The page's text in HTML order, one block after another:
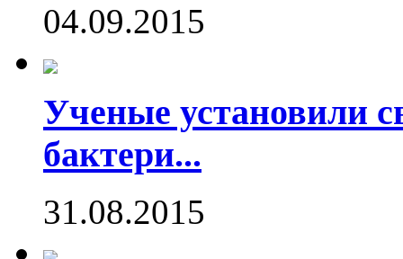
04.09.2015
Ученые установили
бактери...
31.08.2015